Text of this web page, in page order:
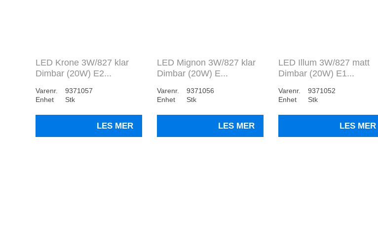
LED Krone 3W/827 klar
Dimbar (20W) E2...
Varenr.
9371057
Enhet
Stk
LES MER
LED Mignon 3W/827 klar
Dimbar (20W) E...
Varenr.
9371056
Enhet
Stk
LES MER
LED Illum 3W/827 matt
Dimbar (20W) E1...
Varenr.
9371052
Enhet
Stk
LES MER